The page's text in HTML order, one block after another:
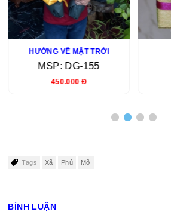
HƯỚNG VỀ MẶT TRỜI
MSP: DG-155
450.000 Đ
Tags Xã Phú Mỡ
BÌNH LUẬN